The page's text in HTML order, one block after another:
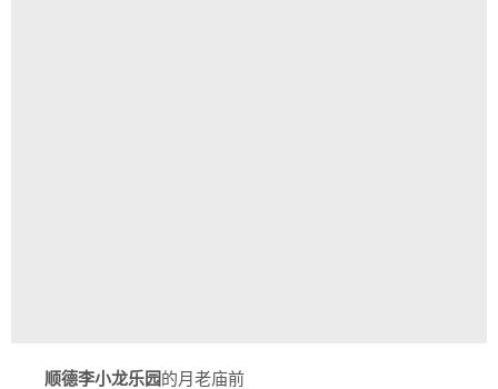
顺德李小龙乐园的月老庙前